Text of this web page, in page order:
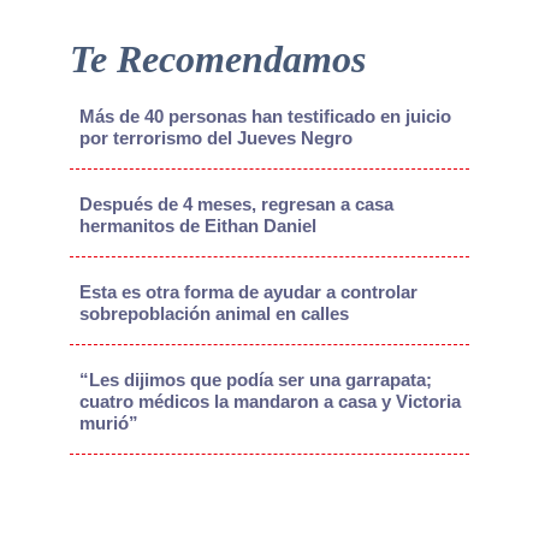
Te Recomendamos
Más de 40 personas han testificado en juicio
por terrorismo del Jueves Negro
Después de 4 meses, regresan a casa
hermanitos de Eithan Daniel
Esta es otra forma de ayudar a controlar
sobrepoblación animal en calles
“Les dijimos que podía ser una garrapata;
cuatro médicos la mandaron a casa y Victoria
murió”